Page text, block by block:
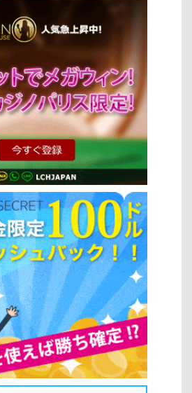
律では、未成年者保護も重要な要素で
たは20歳未満の入場が禁止 入場時には厳
ギャンブル依存防止のための啓発活動も
組みにより、スロットと法律は安全性と
ます。 スロットゲームのプレイ方法 基本
ームの基本的な流れは非常にシンプルで
： 好みのスロットマシンを選択する ベッ
」ボタンを押してリールを回す 結果に応
本操作を理解することで、スロットと法
してプレイを始めることができます。
きる柔軟な設定が可能です。 スピンの開
リールを回してゲームを進めます。ほと
、直感的な操作で簡単にスピンを開始で
タンを押すことでリールが回転し、結果
レイ: 一定回数自動でスピンを行う機能
す。 ボーナス機能の活用 多くのスロット
有利に進めるためのボーナス機能が搭載
解して活用することで、獲得できる報酬
ます。 フリースピン: 無料でスピンでき
ンスを得られます。 マルチプライヤー:
高額当選を狙えます。 ボーナスラウンド:
常よりも大きな報酬が期待できます。 こ
解することで、さまざまなスロットの種
できるでしょう。自分のスタイルに合っ
効率よくゲームを進めてください。 人気
ゲームタイトル 特に人気の高いスロット
タイトルがあります。 スターライトプリ
高いボーナス性能が魅力のスロットの種
ー：シンプルで分かりやすく、初心者に
。 バトルオブザグッズ：戦士や冒険をテ
スロットとして人気があります。 ゲーム
まなスロットの種類を提供している開発
より質の高いゲームを楽しめます。
するプロバイダーで、多彩なスロットの
：革新的な機能と高品質なデザイン
GO：モバイル対応に優れ、遊びやすい
。 新作スロットゲームのトレンド 近年の
技術を活用したトレンドが反映されてい
化：ストーリー性のある演出が強化され
多様化：インタラクティブな要素が増え
：スマートフォンで快適に遊べる設計が
ボタンを操作して回転するリール上のシ
としたカジノゲームです。シンプルなル
が、スロットの攻略法を理解すること
目指すことができます。初心者でも始め
に親しまれています。 スロットゲームの
な種類があり、それぞれ異なる特徴を持
略法を実践するためには、これらの違い
。 クラシックスロット：伝統的な3リー
ム性が特徴 ビデオスロット：5リール以
機能を搭載 プログレッシブジャックポッ
加し、大きな当たりが狙える 3Dスロッ
と没入感のある演出が魅力 オンラインス
い オンラインスロットとランドカジノに
トがあります。スロットの攻略法を活か
を選ぶことも重要です。 特徴 オンライン
クセス いつでもどこでもプレイ可能 特定
豊富な特典やプロモーション 基本的に特
快適な環境 リアルなカジノ体験 スロット
ゲームの種類やプレイ環境を選択するこ
ルで楽しみながら勝率向上を目指すこと
気の理由 簡単なプレイ方法 スロットは
、多くのプレイヤーに支持されていま
必要がなく、初心者でもすぐに楽しめる
ットの攻略法を理解することで、より効
も可能になります。 ルールがシンプルで
にゲームを開始できる手軽さ フリースピ
要素が豊富 ジャックポットの魅力 スロッ
ャックポットです。高額賞金を狙える点
きつけています。スロットの攻略法を活
で、こうしたチャンスをより効果的に狙
当たりで大きな賞金を獲得できる可能性